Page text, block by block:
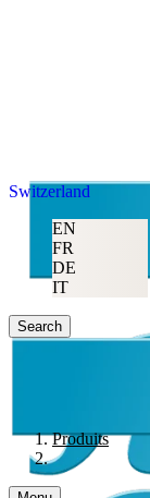
Switzerland
EN
FR
DE
IT
Search
Produits